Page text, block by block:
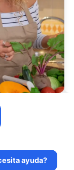
ayuda?